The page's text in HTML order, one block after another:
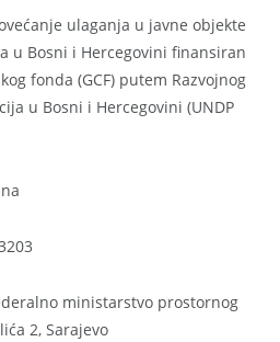
ulaganja u javne objekte
u Bosni i Hercegovini finansiran
fonda (GCF) putem Razvojnog
u Bosni i Hercegovini (UNDP
ministarstvo prostornog
2, Sarajevo